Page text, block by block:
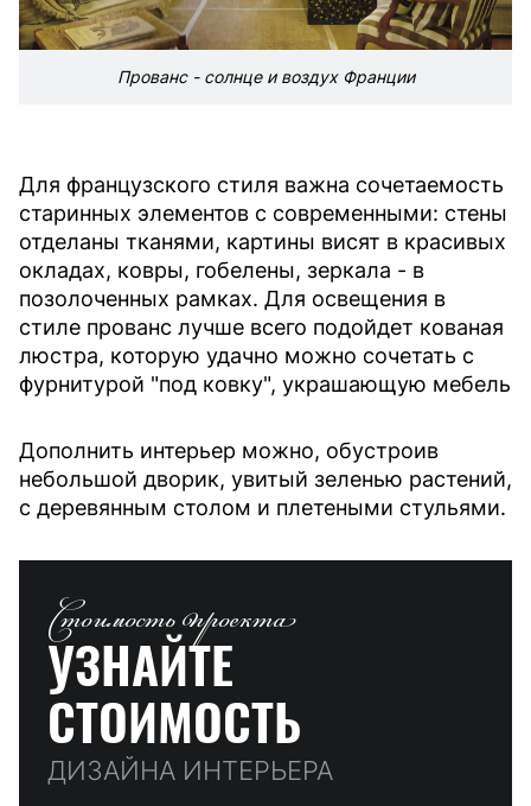
Прованс - солнце и воздух Франции
Для французского стиля важна сочетаемость
старинных элементов с современными: стены
отделаны тканями, картины висят в красивых
окладах, ковры, гобелены, зеркала - в
позолоченных рамках. Для освещения в
стиле прованс лучше всего подойдет кованая
люстра, которую удачно можно сочетать с
фурнитурой "под ковку", украшающую мебель
Дополнить интерьер можно, обустроив
небольшой дворик, увитый зеленью растений,
с деревянным столом и плетеными стульями.
Стоимость проекта
УЗНАЙТЕ
СТОИМОСТЬ
ДИЗАЙНА ИНТЕРЬЕРА